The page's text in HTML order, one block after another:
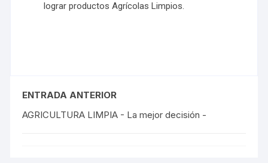
lograr productos Agrícolas Limpios.
ENTRADA ANTERIOR
AGRICULTURA LIMPIA - La mejor decisión -